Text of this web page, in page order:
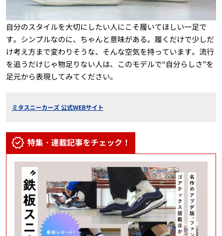
自分のスタイルを大切にしたい人にこそ履いてほしい一足で
す。シンプルなのに、ちゃんと意味がある。履くだけで少しだ
け考え方まで変わりそうな、そんな空気を持っています。流行
を追うだけじゃ物足りない人は、このモデルで“自分らしさ”を
足元から表現してみてください。
ミタスニーカーズ 公式WEBサイト
特集・連載記事をチェック！